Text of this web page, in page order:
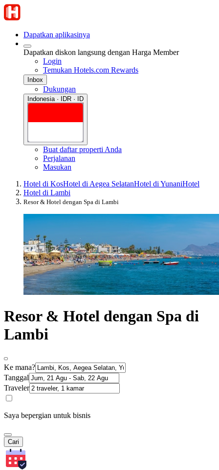
Dapatkan aplikasinya
Dapatkan diskon langsung dengan Harga Member
Login
Temukan Hotels.com Rewards
Inbox
Dukungan
Indonesia · IDR · ID
Buat daftar properti Anda
Perjalanan
Masukan
Hotel di KosHotel di Aegea SelatanHotel di YunaniHotel
Hotel di Lambi
Resor & Hotel dengan Spa di Lambi
Resor & Hotel dengan Spa di
Lambi
Ke mana?
Tanggal
Traveler
Saya bepergian untuk bisnis
Cari